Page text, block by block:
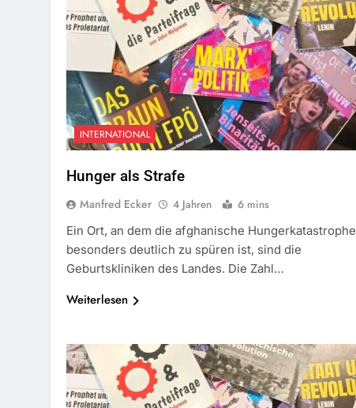
INTERNATIONAL
Hunger als Strafe
Manfred Ecker 4 Jahren
6 mins
Ein Ort, an dem die afghanische Hungerkatastrophe
besonders deutlich zu spüren ist, sind die
Geburtskliniken des Landes. Die Zahl…
Weiterlesen